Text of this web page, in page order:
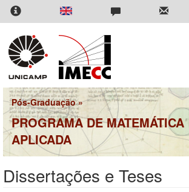
Pular
para
conteúdo
principal
Pós-Graduação»
PROGRAMA DE MATEMÁTICA
APLICADA
Dissertações e Teses